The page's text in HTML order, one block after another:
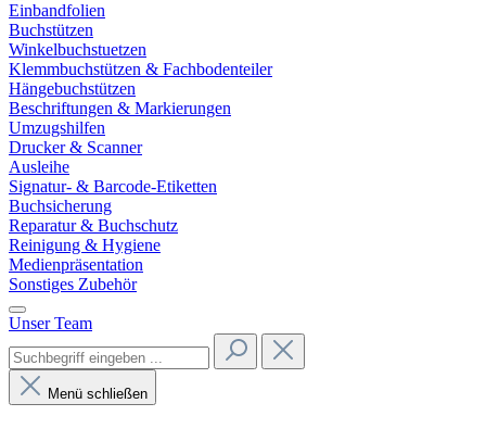
Einbandfolien
Buchstützen
Winkelbuchstuetzen
Klemmbuchstützen & Fachbodenteiler
Hängebuchstützen
Beschriftungen & Markierungen
Umzugshilfen
Drucker & Scanner
Ausleihe
Signatur- & Barcode-Etiketten
Buchsicherung
Reparatur & Buchschutz
Reinigung & Hygiene
Medienpräsentation
Sonstiges Zubehör
Unser Team
Menü schließen